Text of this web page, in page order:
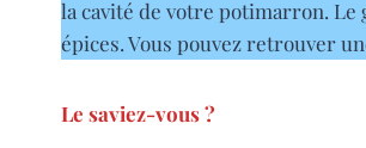
la cavité de votre potimarron. Le
épices. Vous pouvez retrouver
Le saviez-vous ?